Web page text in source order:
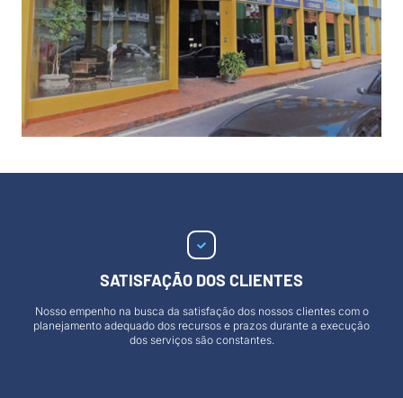
SATISFAÇÃO DOS CLIENTES
Nosso empenho na busca da satisfação dos nossos clientes com o
planejamento adequado dos recursos e prazos durante a execução
dos serviços são constantes.